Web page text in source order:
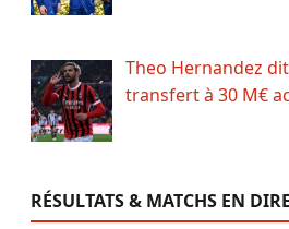
Theo Hernandez
transfert à 30 M€
RÉSULTATS & MATCHS EN